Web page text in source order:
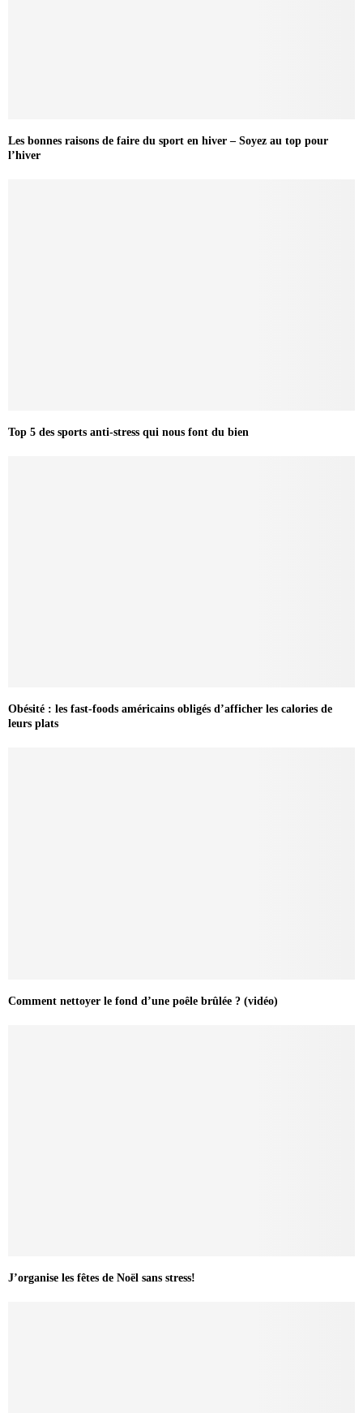
Les bonnes raisons de faire du sport en hiver – Soyez au top pour
l’hiver
Top 5 des sports anti-stress qui nous font du bien
Obésité : les fast-foods américains obligés d’afficher les calories de
leurs plats
Comment nettoyer le fond d’une poêle brûlée ? (vidéo)
J’organise les fêtes de Noël sans stress!